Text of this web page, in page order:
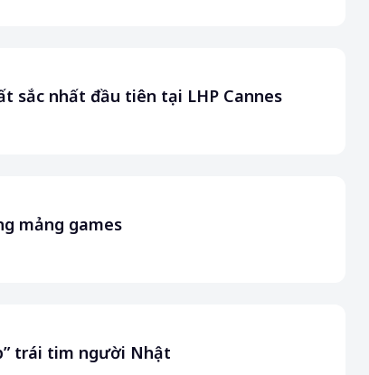
sắc nhất đầu tiên tại LHP Cannes
mảng games
trái tim người Nhật